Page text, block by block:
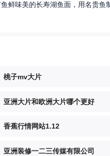
鲜味美的长寿湖鱼面，用名贵
桃子mv大片
亚洲大片和欧洲大片哪个更好
香蕉行情网站1.12
亚洲装修一二三传媒有限公司